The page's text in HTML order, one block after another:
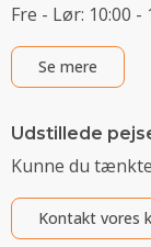
Fre - Lør: 10:00 -
Se mere
Udstillede
Kunne du
Kontakt vores